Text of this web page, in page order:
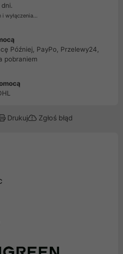
wyłączenia...
Później, PayPo, Przelewy24,
pobraniem
Drukuj Zgłoś błąd